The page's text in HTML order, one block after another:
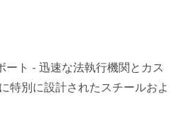
ート - 迅速な法執行機関とカス
特別に設計されたスチールおよ